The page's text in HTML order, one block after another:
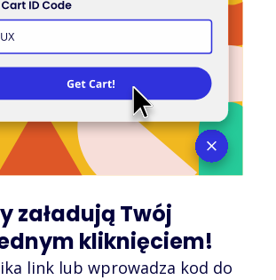
załadują Twój
kliknięciem!
link lub wprowadza kod do